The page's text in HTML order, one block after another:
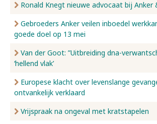
Ronald Knegt nieuwe advocaat bij Anker
Gebroeders Anker veilen inboedel
goede doel op 13 mei
Van der Goot: ”Uitbreiding dna-
‘hellend vlak’
Europese klacht over levenslange
ontvankelijk verklaard
Vrijspraak na ongeval met kratstapelen